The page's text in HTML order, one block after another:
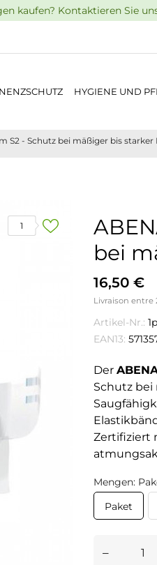
kaufen? Kontaktieren Sie
HYGIENE UND
S2 - Schutz bei mäßiger bis
1
bei
16,50 €
Livraison entre
Artikel-Nr.:
EAN13:
Der
Schutz
Zertifiziert
Mengen:
Paket
–